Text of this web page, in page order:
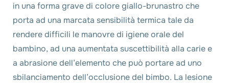
in una forma grave di colore giallo-brunastro che
porta ad una marcata sensibilità termica tale da
rendere difficili le manovre di igiene orale del
bambino, ad una aumentata suscettibilità alla carie e
a abrasione dell’elemento che può portare ad uno
sbilanciamento dell’occlusione del bimbo. La lesione